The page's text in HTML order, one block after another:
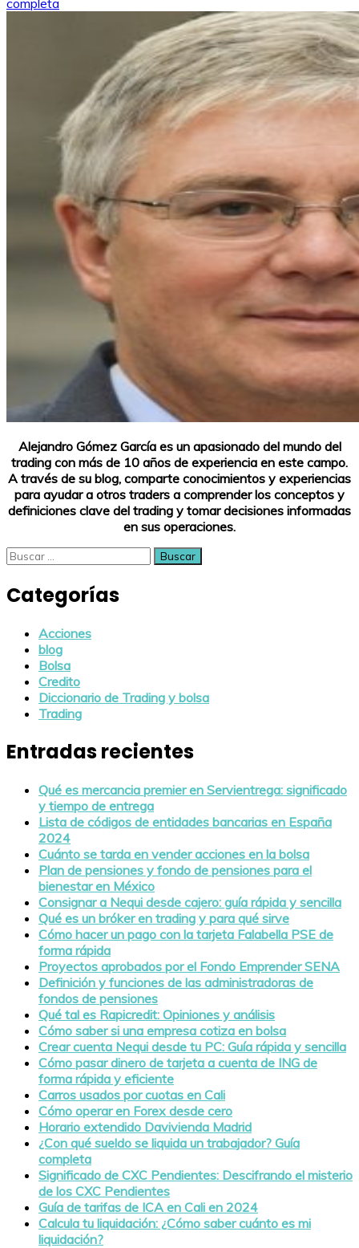
completa
Alejandro Gómez García es un apasionado del mundo del
trading con más de 10 años de experiencia en este campo.
A través de su blog, comparte conocimientos y experiencias
para ayudar a otros traders a comprender los conceptos y
definiciones clave del trading y tomar decisiones informadas
en sus operaciones.
Buscar:
Categorías
Acciones
blog
Bolsa
Credito
Diccionario de Trading y bolsa
Trading
Entradas recientes
Qué es mercancia premier en Servientrega: significado
y tiempo de entrega
Lista de códigos de entidades bancarias en España
2024
Cuánto se tarda en vender acciones en la bolsa
Plan de pensiones y fondo de pensiones para el
bienestar en México
Consignar a Nequi desde cajero: guía rápida y sencilla
Qué es un bróker en trading y para qué sirve
Cómo hacer un pago con la tarjeta Falabella PSE de
forma rápida
Proyectos aprobados por el Fondo Emprender SENA
Definición y funciones de las administradoras de
fondos de pensiones
Qué tal es Rapicredit: Opiniones y análisis
Cómo saber si una empresa cotiza en bolsa
Crear cuenta Nequi desde tu PC: Guía rápida y sencilla
Cómo pasar dinero de tarjeta a cuenta de ING de
forma rápida y eficiente
Carros usados por cuotas en Cali
Cómo operar en Forex desde cero
Horario extendido Davivienda Madrid
¿Con qué sueldo se liquida un trabajador? Guía
completa
Significado de CXC Pendientes: Descifrando el misterio
de los CXC Pendientes
Guía de tarifas de ICA en Cali en 2024
Calcula tu liquidación: ¿Cómo saber cuánto es mi
liquidación?